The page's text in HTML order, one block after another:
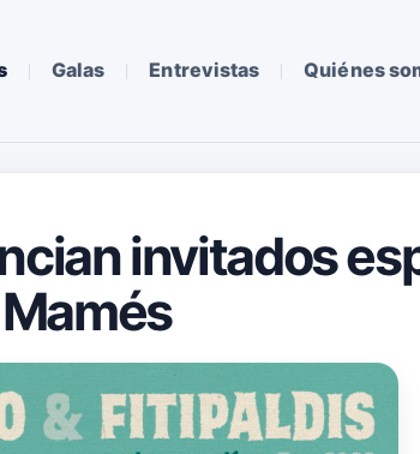
Galas Entrevistas Quiénes
invitados